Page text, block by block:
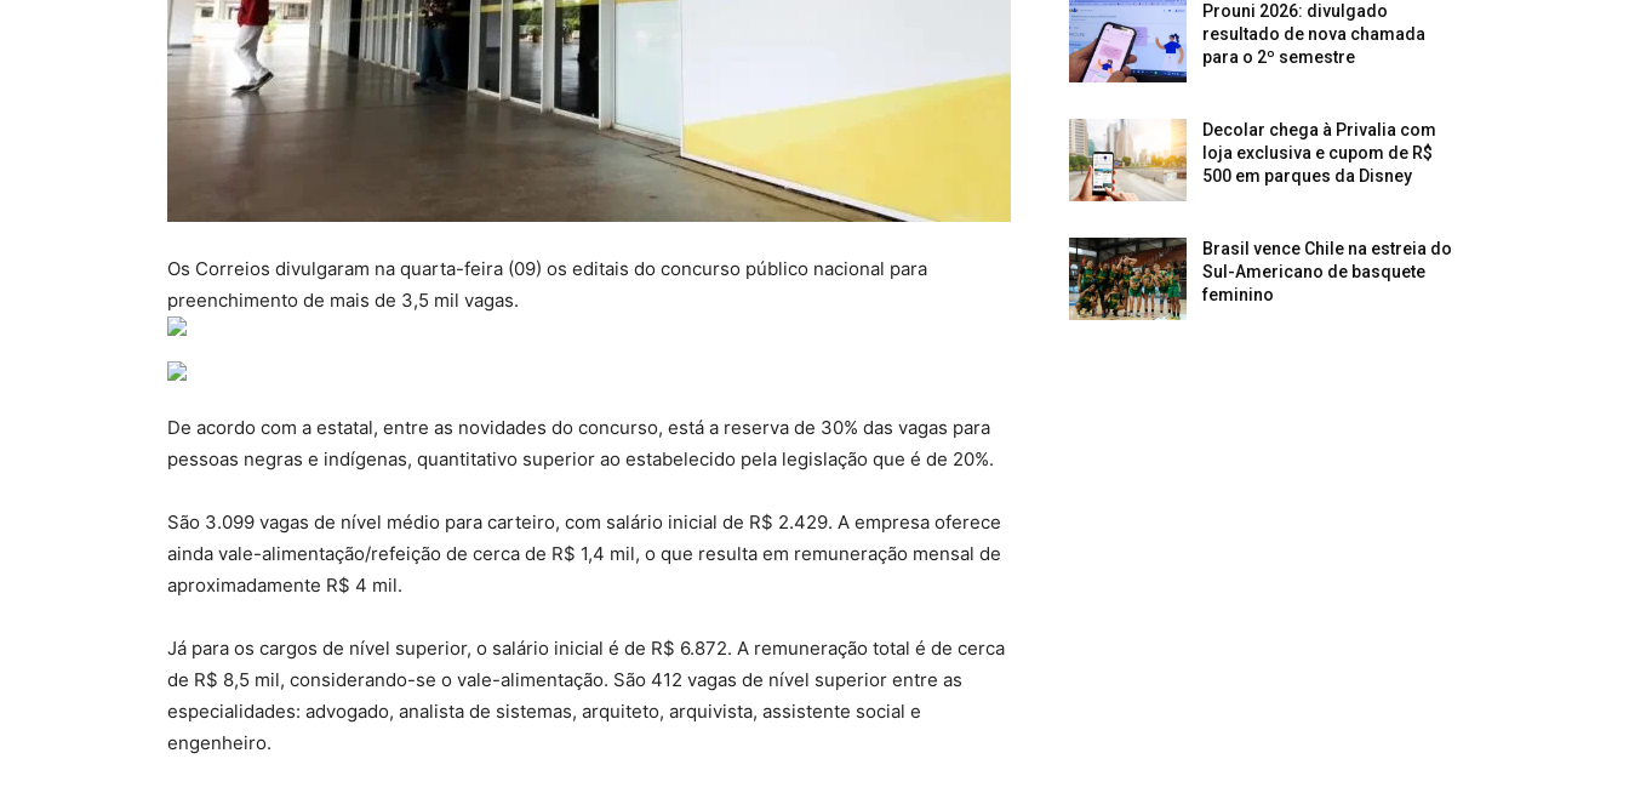
Os Correios divulgaram na quarta-feira (09) os editais do concurso público nacional para
preenchimento de mais de 3,5 mil vagas.
De acordo com a estatal, entre as novidades do concurso, está a reserva de 30% das vagas para
pessoas negras e indígenas, quantitativo superior ao estabelecido pela legislação que é de 20%.
São 3.099 vagas de nível médio para carteiro, com salário inicial de R$ 2.429. A empresa oferece
ainda vale-alimentação/refeição de cerca de R$ 1,4 mil, o que resulta em remuneração mensal de
aproximadamente R$ 4 mil.
Já para os cargos de nível superior, o salário inicial é de R$ 6.872. A remuneração total é de cerca
de R$ 8,5 mil, considerando-se o vale-alimentação. São 412 vagas de nível superior entre as
especialidades: advogado, analista de sistemas, arquiteto, arquivista, assistente social e
engenheiro.
Prouni 2026: divulgado
resultado de nova chamada
para o 2º semestre
Decolar chega à Privalia com
loja exclusiva e cupom de R$
500 em parques da Disney
Brasil vence Chile na estreia do
Sul-Americano de basquete
feminino